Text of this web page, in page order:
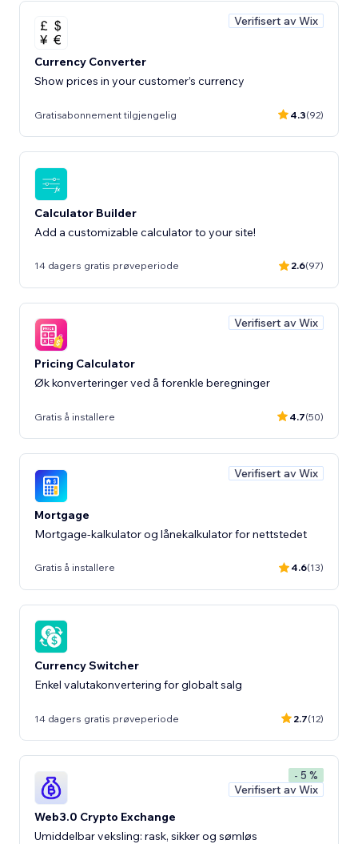
Verifisert av Wix
Currency Converter
Show prices in your customer’s currency
Gratisabonnement tilgjengelig 4.3(92)
Calculator Builder
Add a customizable calculator to your site!
14 dagers gratis prøveperiode 2.6(97)
Verifisert av Wix
Pricing Calculator
Øk konverteringer ved å forenkle beregninger
Gratis å installere 4.7(50)
Verifisert av Wix
Mortgage
Mortgage-kalkulator og lånekalkulator for nettstedet
Gratis å installere 4.6(13)
Currency Switcher
Enkel valutakonvertering for globalt salg
14 dagers gratis prøveperiode 2.7(12)
- 5 %
Verifisert av Wix
Web3.0 Crypto Exchange
Umiddelbar veksling: rask, sikker og sømløs